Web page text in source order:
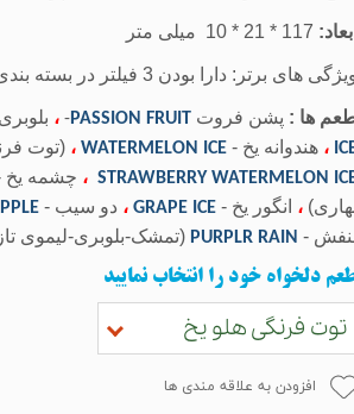
های برتر: دارا بودن 3 فیلتر در بسته بندی
ها : پشن فروت PASSION FRUIT
- ،
، هندوانه یخ - WATERMELON ICE ، (توت
STRAWBERRY WATERMELON ، چشمه یخ
، انگور یخ - GRAPE ICE ، دو سیب -
-
PURPLR RAIN (تمشک-بلوبری-لیموی
دلخواه خود را انتخاب نمایید
توت فرنگی هلو یخ
افزودن به علاقه مندی ها